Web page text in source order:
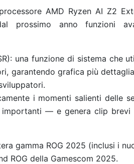
AMD Ryzen AI Z2
prossimo anno funzioni
una funzione di sistema che
garantendo grafica più
i momenti salienti delle
— e genera clip brevi
gamma ROG 2025 (inclusi i
ROG della Gamescom 2025.